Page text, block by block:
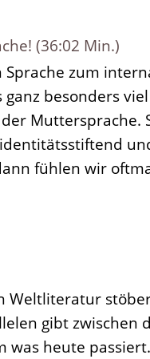
(36:02 Min.)
zum
besonders
Muttersprache.
fühlen wir
Weltliteratur
gibt zwischen
was heute